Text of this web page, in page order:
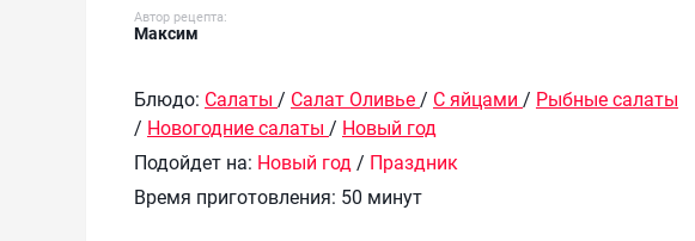
Автор рецепта:
Максим
Блюдо: Салаты / Салат Оливье/ С яйцами / Рыбные салаты
/ Новогодние салаты / Новый год
Подойдет на: Новый год/ Праздник
Время приготовления: 50 минут